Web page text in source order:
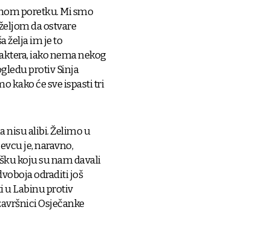
poretku. Mi smo
da ostvare
želja im je to
iako nema nekog
protiv Sinja
kako će sve ispasti tri
nisu alibi. Želimo u
je, naravno,
koju su nam davali
odraditi još
u Labinu protiv
Osječanke